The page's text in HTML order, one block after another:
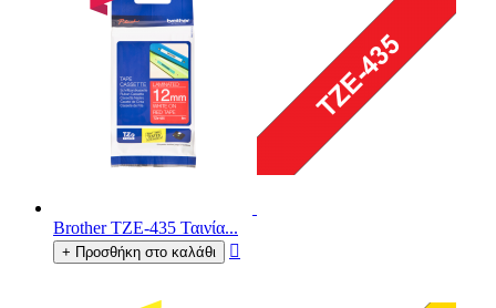
Brother TZE-435 Ταινία...
+ Προσθήκη στο καλάθι 